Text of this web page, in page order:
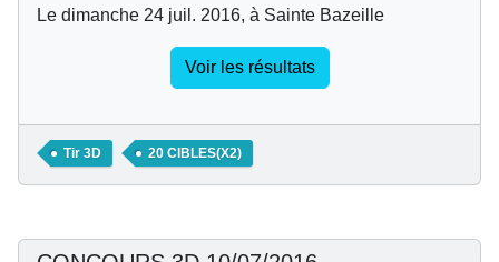
Le dimanche 24 juil. 2016, à Sainte Bazeille
Voir les résultats
Tir 3D 20 CIBLES(X2)